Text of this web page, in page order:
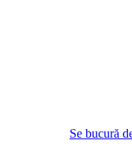
Se bucură